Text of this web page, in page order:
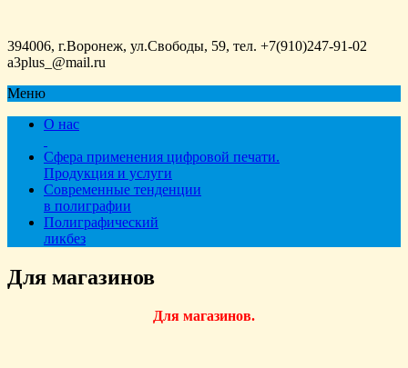
394006, г.Воронеж, ул.Свободы, 59, тел. +7(910)247-91-02
a3plus_@mail.ru
Меню
О нас
Сфера применения цифровой печати.
Продукция и услуги
Современные тенденции
в полиграфии
Полиграфический
ликбез
Для магазинов
Для магазинов.